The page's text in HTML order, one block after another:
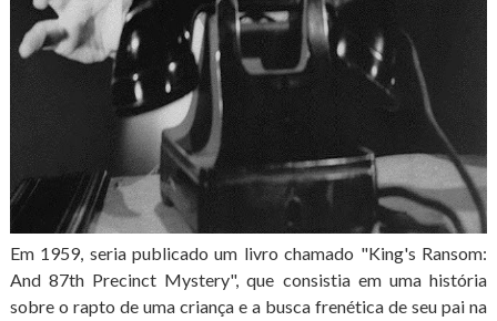
Em 1959, seria publicado um livro chamado "King's Ransom:
And 87th Precinct Mystery", que consistia em uma história
sobre o rapto de uma criança e a busca frenética de seu pai na